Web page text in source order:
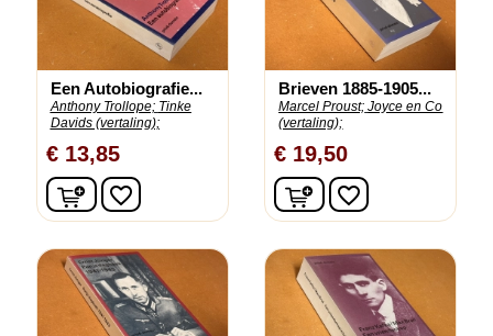
Een Autobiografie...
Anthony Trollope; Tinke
Davids (vertaling);
€ 13,85
In winkelwagen
favorite_border
Brieven 1885-1905...
Marcel Proust; Joyce en Co
(vertaling);
€ 19,50
In winkelwagen
favorite_border